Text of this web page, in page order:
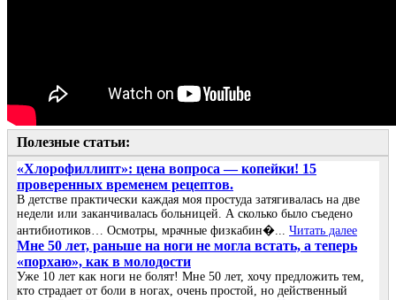
Полезные статьи:
«Хлорофиллипт»: цена вопроса — копейки! 15
проверенных временем рецептов.
В детстве практически каждая моя простуда затягивалась на две
недели или заканчивалась больницей. А сколько было съедено
антибиотиков… Осмотры, мрачные физкабин�... Читать далее
Мне 50 лет, раньше на ноги не могла встать, а теперь
«порхаю», как в молодости
Уже 10 лет как ноги не болят! Мне 50 лет, хочу предложить тем,
кто страдает от боли в ногах, очень простой, но действенный